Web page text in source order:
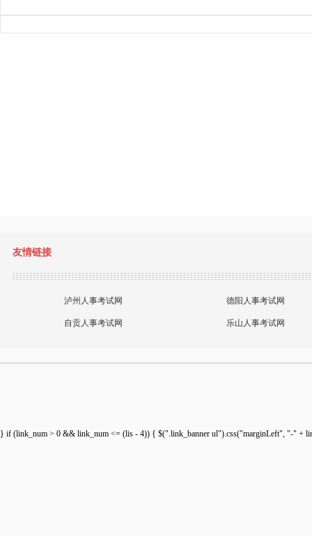
友情链接
泸州人事考试网 德阳人事考试网
自贡人事考试网 乐山人事考试网
} if (link_num > 0 && link_num <= (lis - 4)) { $(".link_banner ul").css("marginLeft", "-"